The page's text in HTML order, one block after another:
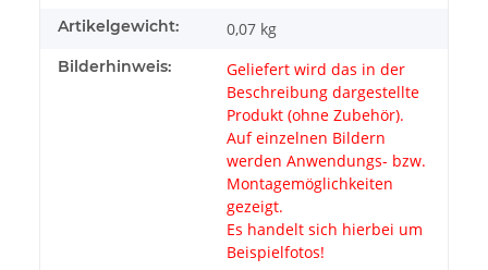
Artikelgewicht: 0,07 kg
Bilderhinweis:
Geliefert wird das in der
Beschreibung dargestellte
Produkt (ohne Zubehör).
Auf einzelnen Bildern
werden Anwendungs- bzw.
Montagemöglichkeiten
gezeigt.
Es handelt sich hierbei um
Beispielfotos!